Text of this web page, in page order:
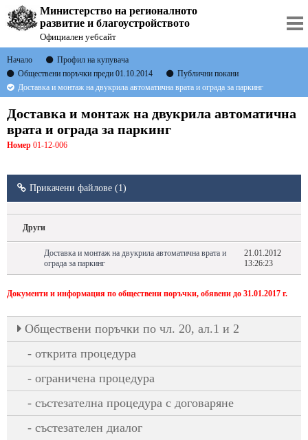
Министерство на регионалното
развитие и благоустройството
Официален уебсайт
Начало
Профил на купувача
Обществени поръчки преди 01.10.2014
Публични покани
Доставка и монтаж на двукрила автоматична врата и ограда за паркинг
Доставка и монтаж на двукрила автоматична
врата и ограда за паркинг
Номер 01-12-006
Прикачени файлове (1)
Други
Доставка и монтаж на двукрила автоматична врата и
ограда за паркинг
21.01.2012
13:26:23
Документи и информация по обществени поръчки, обявени до 31.01.2017 г.
Oбществени поръчки по чл. 20, ал.1 и 2
открита процедура
ограничена процедура
състезателна процедура с договаряне
състезателен диалог